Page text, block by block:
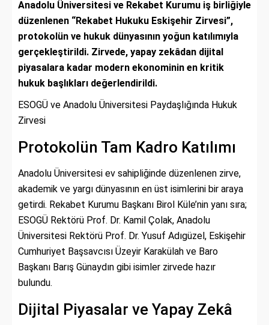
Anadolu Üniversitesi ve Rekabet Kurumu iş birliğiyle
düzenlenen “Rekabet Hukuku Eskişehir Zirvesi”,
protokolün ve hukuk dünyasının yoğun katılımıyla
gerçekleştirildi. Zirvede, yapay zekâdan dijital
piyasalara kadar modern ekonominin en kritik
hukuk başlıkları değerlendirildi.
ESOGÜ ve Anadolu Üniversitesi Paydaşlığında Hukuk
Zirvesi
Protokolün Tam Kadro Katılımı
Anadolu Üniversitesi ev sahipliğinde düzenlenen zirve,
akademik ve yargı dünyasının en üst isimlerini bir araya
getirdi. Rekabet Kurumu Başkanı Birol Küle’nin yanı sıra;
ESOGÜ Rektörü Prof. Dr. Kamil Çolak, Anadolu
Üniversitesi Rektörü Prof. Dr. Yusuf Adıgüzel, Eskişehir
Cumhuriyet Başsavcısı Üzeyir Karakülah ve Baro
Başkanı Barış Günaydın gibi isimler zirvede hazır
bulundu.
Dijital Piyasalar ve Yapay Zekâ